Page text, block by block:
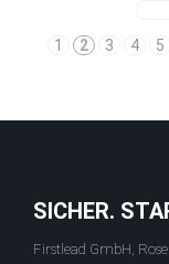
1
2 3 4 5
SICHER.
Firstlead GmbH,